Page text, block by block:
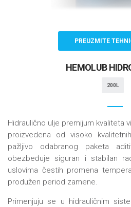
PREUZMITE
HEMOLUB
200L
Hidraulično ulje premijum kvaliteta
proizvedena od visoko
pažljivo odabranog paketa
obezbeđuje siguran i stabilan
uslovima čestih promena
produžen period zamene.
Primenjuju se u hidrauličnim